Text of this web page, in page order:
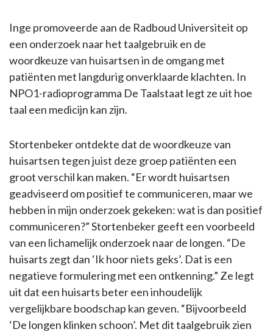
Inge promoveerde aan de Radboud Universiteit op
een onderzoek naar het taalgebruik en de
woordkeuze van huisartsen in de omgang met
patiënten met langdurig onverklaarde klachten. In
NPO1-radioprogramma De Taalstaat legt ze uit hoe
taal een medicijn kan zijn.
Stortenbeker ontdekte dat de woordkeuze van
huisartsen tegen juist deze groep patiënten een
groot verschil kan maken. “Er wordt huisartsen
geadviseerd om positief te communiceren, maar we
hebben in mijn onderzoek gekeken: wat is dan positief
communiceren?” Stortenbeker geeft een voorbeeld
van een lichamelijk onderzoek naar de longen. “De
huisarts zegt dan ‘Ik hoor niets geks’. Dat is een
negatieve formulering met een ontkenning.” Ze legt
uit dat een huisarts beter een inhoudelijk
vergelijkbare boodschap kan geven. “Bijvoorbeeld
‘De longen klinken schoon’. Met dit taalgebruik zien